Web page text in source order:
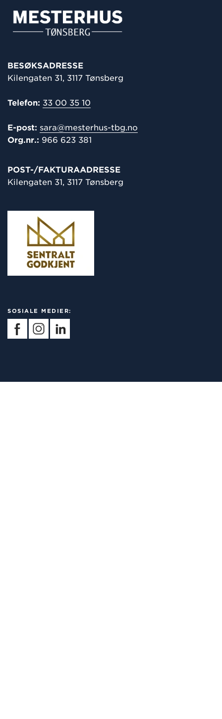
BESØKSADRESSE
Kilengaten 31, 3117 Tønsberg
Telefon: 33 00 35 10
E-post: sara@mesterhus-tbg.no
Org.nr.: 966 623 381
POST-/FAKTURAADRESSE
Kilengaten 31, 3117 Tønsberg
SOSIALE MEDIER: